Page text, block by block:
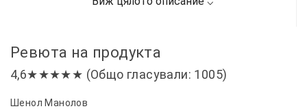
Ревюта на продукта
4,6★★★★★ (Общо гласували: 1005)
Шенол Манолов